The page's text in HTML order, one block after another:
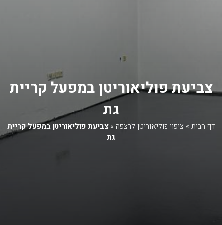
צביעת פוליאוריטן במפעל קריית
גת
דף הבית » ציפוי פוליאוריטן לרצפה »צביעת פוליאוריטן במפעל קריית
גת